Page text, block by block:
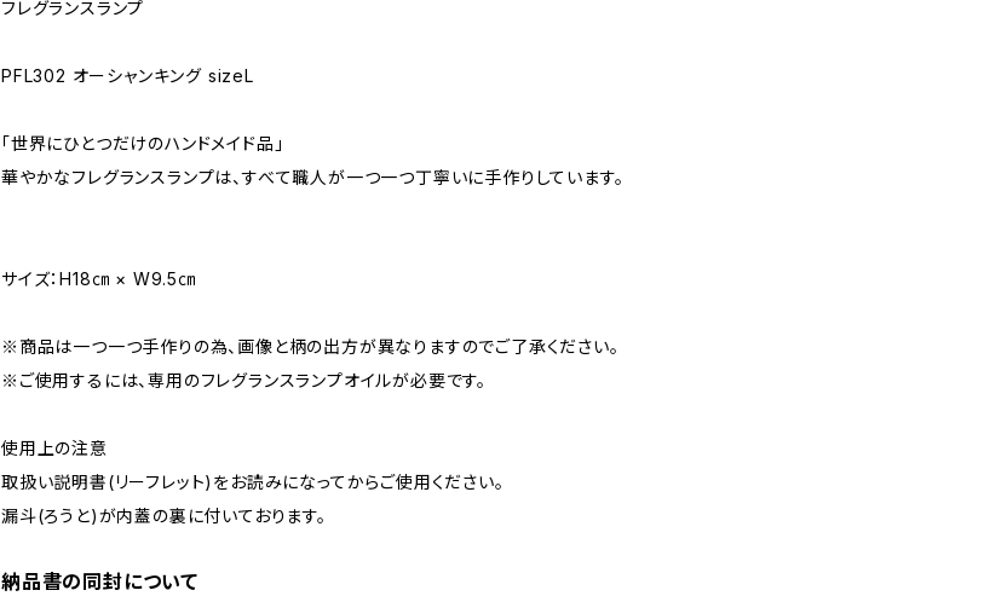
フレグランスランプ
PFL302 オーシャンキング sizeL
「世界にひとつだけのハンドメイド品」
華やかなフレグランスランプは、すべて職人が一つ一つ丁寧いに手作りしています。
サイズ：H18㎝ × W9.5㎝
※商品は一つ一つ手作りの為、画像と柄の出方が異なりますのでご了承ください。
※ご使用するには、専用のフレグランスランプオイルが必要です。
使用上の注意
取扱い説明書(リーフレット)をお読みになってからご使用ください。
漏斗(ろうと)が内蓋の裏に付いております。
納品書の同封について